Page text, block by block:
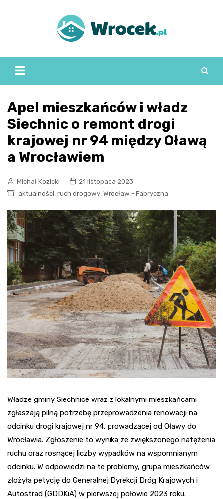
Apel mieszkańców i władz
Siechnic o remont drogi
krajowej nr 94 między Oławą
a Wrocławiem
Michał Kozicki
21 listopada 2023
aktualności, ruch drogowy, Wrocław - Fabryczna
Władze gminy Siechnice wraz z lokalnymi mieszkańcami
zgłaszają pilną potrzebę przeprowadzenia renowacji na
odcinku drogi krajowej nr 94, prowadzącej od Oławy do
Wrocławia. Zgłoszenie to wynika ze zwiększonego natężenia
ruchu oraz rosnącej liczby wypadków na wspomnianym
odcinku. W odpowiedzi na te problemy, grupa mieszkańców
złożyła petycję do Generalnej Dyrekcji Dróg Krajowych i
Autostrad (GDDKiA) w pierwszej połowie 2023 roku.